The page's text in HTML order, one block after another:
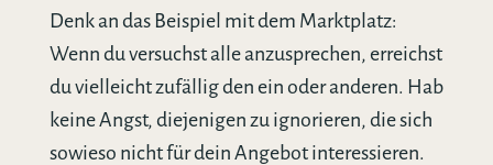
Denk an das Beispiel mit dem Marktplatz:
Wenn du versuchst alle anzusprechen, erreichst
du vielleicht zufällig den ein oder anderen. Hab
keine Angst, diejenigen zu ignorieren, die sich
sowieso nicht für dein Angebot interessieren.